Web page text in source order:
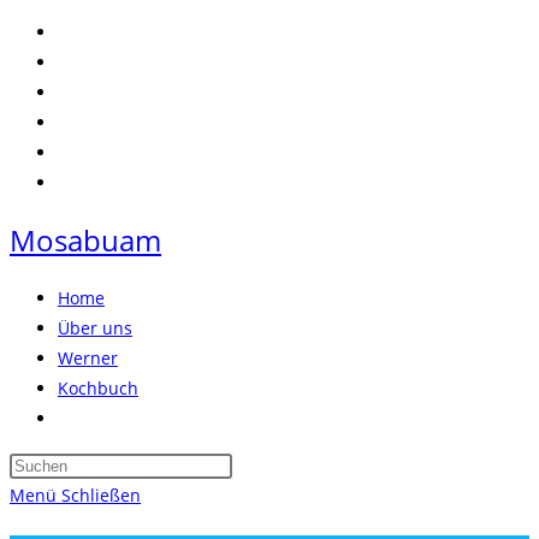
Zum
Inhalt
springen
Mosabuam
Home
Über uns
Werner
Kochbuch
umschalten
Press
Menü Schließen